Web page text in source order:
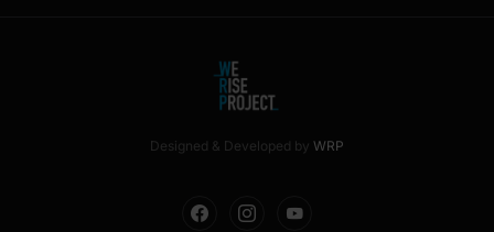
Designed & Developed by WRP